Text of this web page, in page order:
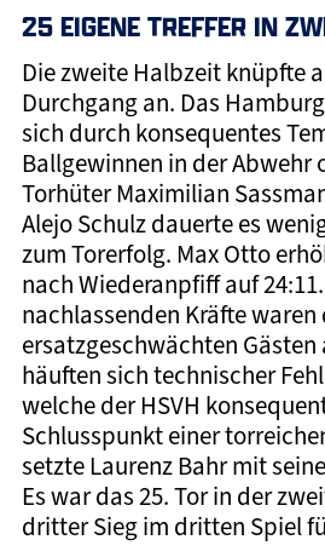
25 EIGENE TREFFER IN
Die zweite Halbzeit knüpfte
Durchgang an. Das
sich durch konsequentes
Ballgewinnen in der Abwehr
Torhüter Maximilian
Alejo Schulz dauerte es
zum Torerfolg. Max Otto
nach Wiederanpfiff auf
nachlassenden Kräfte waren
ersatzgeschwächten Gästen
häuften sich technischer
welche der HSVH
Schlusspunkt einer
setzte Laurenz Bahr mit
Es war das 25. Tor in der
dritter Sieg im dritten Spiel